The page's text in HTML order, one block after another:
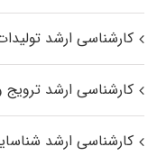
کارشناسی ارشد
کارشناسی ارشد
کارشناسی ارشد